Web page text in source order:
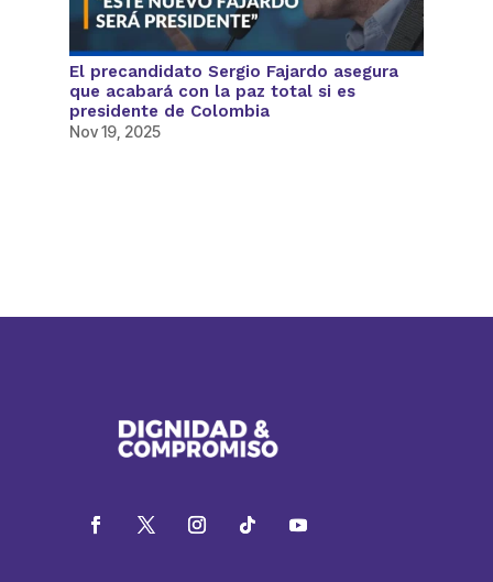
El precandidato Sergio Fajardo asegura
que acabará con la paz total si es
presidente de Colombia
Nov 19, 2025